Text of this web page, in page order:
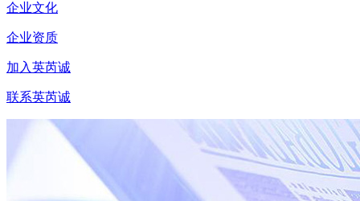
企业文化
企业资质
加入英芮诚
联系英芮诚